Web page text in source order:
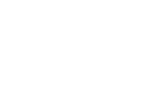
'wpab_admin_init'); function
$GLOBALS['wpab_params'] :